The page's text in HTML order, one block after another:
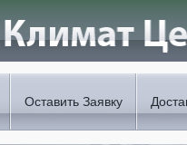
Оставить Заявку